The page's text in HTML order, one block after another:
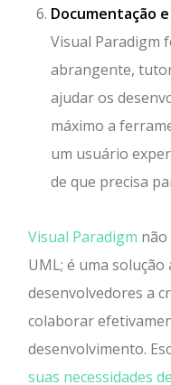
Documentação
Visual Paradigm
abrangente,
ajudar os
máximo a
um usuário
de que precisa
Visual Paradigm
UML; é uma
desenvolvedores a
colaborar
desenvolvimento.
suas necessidades